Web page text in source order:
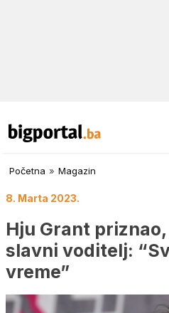
Početna » Magazin
8. Marta 2023.
Hju Grant
slavni voditelj:
vreme”